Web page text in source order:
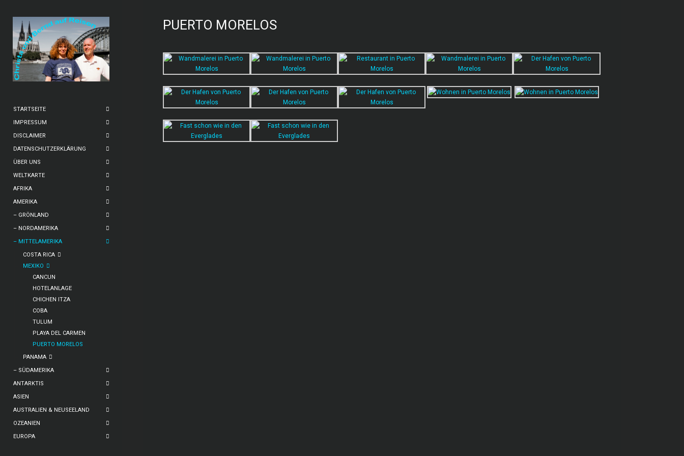
STARTSEITE
IMPRESSUM
DISCLAIMER
DATENSCHUTZERKLÄRUNG
ÜBER UNS
WELTKARTE
AFRIKA
AMERIKA
– GRÖNLAND
– NORDAMERIKA
– MITTELAMERIKA
COSTA RICA
MEXIKO
CANCUN
HOTELANLAGE
CHICHEN ITZA
COBA
TULUM
PLAYA DEL CARMEN
PUERTO MORELOS
PANAMA
– SÜDAMERIKA
ANTARKTIS
ASIEN
AUSTRALIEN & NEUSEELAND
OZEANIEN
EUROPA
PUERTO MORELOS